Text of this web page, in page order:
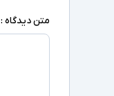
متن دیدگاه :